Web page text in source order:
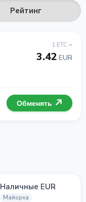
Рейтинг
1 ETC =
3.42 EUR
Обменять
Наличные EUR
Майорка